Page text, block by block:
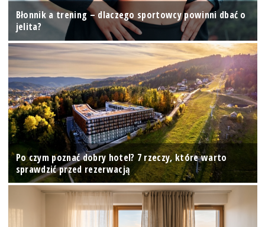
Błonnik a trening – dlaczego sportowcy powinni dbać o
jelita?
Po czym poznać dobry hotel? 7 rzeczy, które warto
sprawdzić przed rezerwacją